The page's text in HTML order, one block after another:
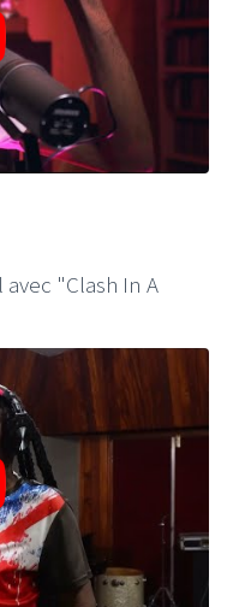
"Clash In A